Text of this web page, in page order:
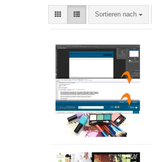
Sortieren nach
Sortieren nach